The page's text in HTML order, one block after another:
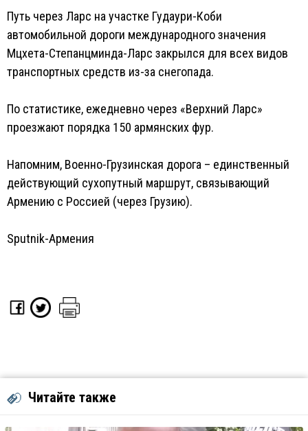
Путь через Ларс на участке Гудаури-Коби
автомобильной дороги международного значения
Мцхета-Степанцминда-Ларс закрылся для всех видов
транспортных средств из-за снегопада.
По статистике, ежедневно через «Верхний Ларс»
проезжают порядка 150 армянских фур.
Напомним, Военно-Грузинская дорога – единственный
действующий сухопутный маршрут, связывающий
Армению с Россией (через Грузию).
Sputnik-Армения
Читайте также